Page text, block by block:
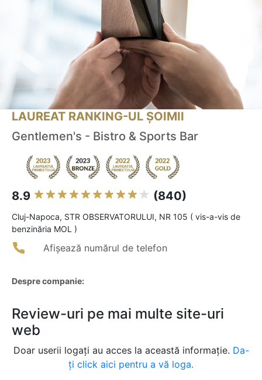
LAUREAT RANKING-UL ȘOIMII
Gentlemen's - Bistro & Sports Bar
8.9 (840)
Cluj-Napoca, STR OBSERVATORULUI, NR 105 ( vis-a-vis de
benzinăria MOL )
Afișează numărul de telefon
Despre companie:
Review-uri pe mai multe site-uri
web
Doar userii logați au acces la această informație. Da-
ți click aici pentru a vă loga.